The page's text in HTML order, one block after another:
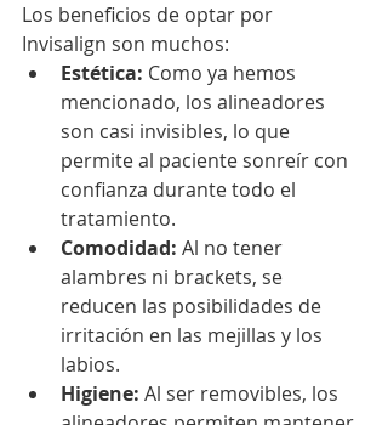
Los beneficios de optar por
Invisalign son muchos:
Estética: Como ya hemos
mencionado, los alineadores
son casi invisibles, lo que
permite al paciente sonreír con
confianza durante todo el
tratamiento.
Comodidad: Al no tener
alambres ni brackets, se
reducen las posibilidades de
irritación en las mejillas y los
labios.
Higiene: Al ser removibles, los